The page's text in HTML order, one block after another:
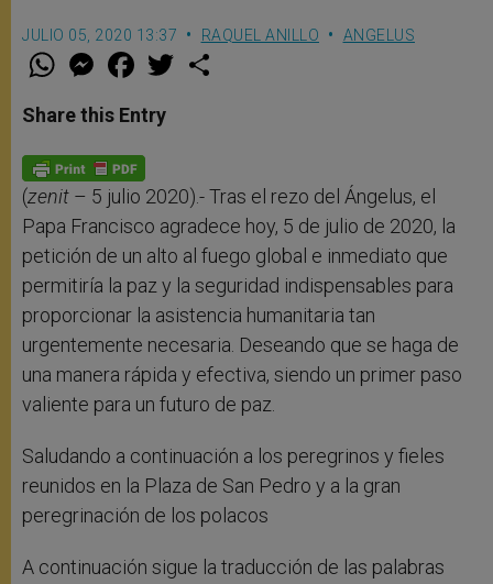
JULIO 05, 2020 13:37 RAQUEL ANILLO ANGELUS
W
t
s
p
p
M
e
s
e
g
e
r
F
a
e
b
o
k
w
Share this Entry
(zenit – 5 julio 2020).- Tras el rezo del Ángelus, el
Papa Francisco agradece hoy, 5 de julio de 2020, la
petición de un alto al fuego global e inmediato que
permitiría la paz y la seguridad indispensables para
proporcionar la asistencia humanitaria tan
urgentemente necesaria. Deseando que se haga de
una manera rápida y efectiva, siendo un primer paso
valiente para un futuro de paz.
Saludando a continuación a los peregrinos y fieles
reunidos en la Plaza de San Pedro y a la gran
peregrinación de los polacos
A continuación sigue la traducción de las palabras